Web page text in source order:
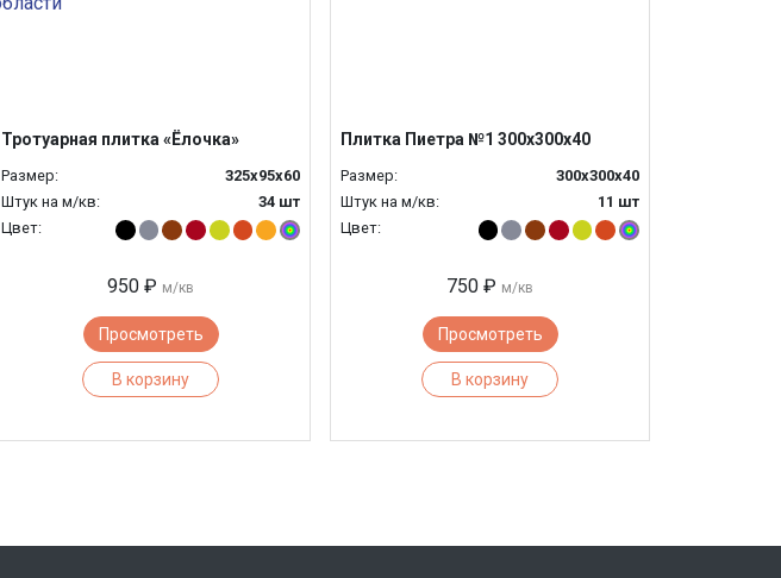
Тротуарная плитка «Ёлочка»
Размер:
325х95х60
Штук на м/кв:
34 шт
Цвет:
950 ₽ м/кв
Просмотреть
В корзину
Плитка Пиетра №1 300х300х40
Размер:
300х300х40
Штук на м/кв:
11 шт
Цвет:
750 ₽ м/кв
Просмотреть
В корзину